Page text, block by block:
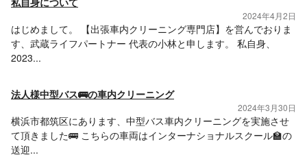
2024年4月2日
はじめまして。 【出張車内クリーニング専門店】を営んでおりま
す、武蔵ライフパートナー 代表の小林と申します。 私自身、
2023...
法人様中型バス🚌の車内クリーニング
2024年3月30日
横浜市都筑区にあります、中型バス車内クリーニングを実施させ
て頂きました🚌 こちらの車両はインターナショナルスクール🏫の
送迎...